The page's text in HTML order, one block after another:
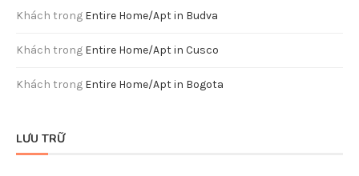
Khách trong Entire Home/Apt in Budva
Khách trong Entire Home/Apt in Cusco
Khách trong Entire Home/Apt in Bogota
LƯU TRỮ